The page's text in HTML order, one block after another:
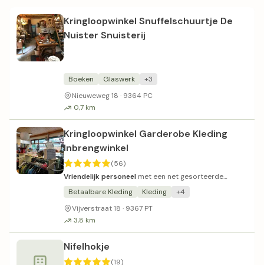
Kringloopwinkel Snuffelschuurtje De
Nuister Snuisterij
Boeken Glaswerk
+3
Nieuweweg 18 · 9364 PC
0,7 km
Kringloopwinkel Garderobe Kleding
Inbrengwinkel
(56)
Vriendelijk personeel met een net gesorteerde
kledingcollectie in een gezellige sfeer.
Betaalbare Kleding Kleding
+4
Vijverstraat 18 · 9367 PT
3,8 km
Nifelhokje
(19)